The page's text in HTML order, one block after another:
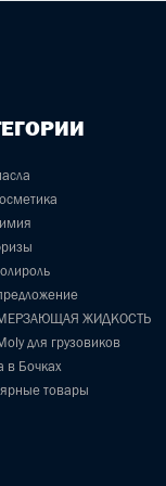
ЖИДКОСТЬ
для грузовиков
в Бочках
товары